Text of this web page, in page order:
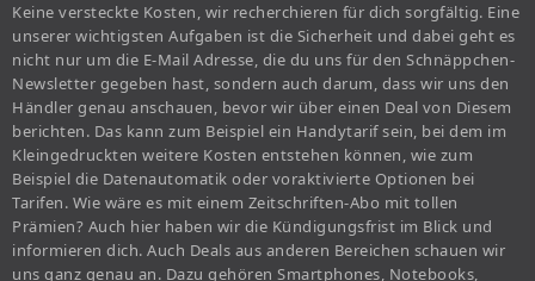
Keine versteckte Kosten, wir recherchieren für dich sorgfältig. Eine
unserer wichtigsten Aufgaben ist die Sicherheit und dabei geht es
nicht nur um die E-Mail Adresse, die du uns für den Schnäppchen-
Newsletter gegeben hast, sondern auch darum, dass wir uns den
Händler genau anschauen, bevor wir über einen Deal von Diesem
berichten. Das kann zum Beispiel ein Handytarif sein, bei dem im
Kleingedruckten weitere Kosten entstehen können, wie zum
Beispiel die Datenautomatik oder voraktivierte Optionen bei
Tarifen. Wie wäre es mit einem Zeitschriften-Abo mit tollen
Prämien? Auch hier haben wir die Kündigungsfrist im Blick und
informieren dich. Auch Deals aus anderen Bereichen schauen wir
uns ganz genau an. Dazu gehören Smartphones, Notebooks,